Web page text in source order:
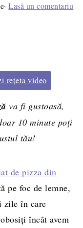
Lasă un comentariu
rețeta video
va fi gustoasă,
10 minute poți
tău!
de pizza din
pe foc de lemne,
zile în care
încât avem